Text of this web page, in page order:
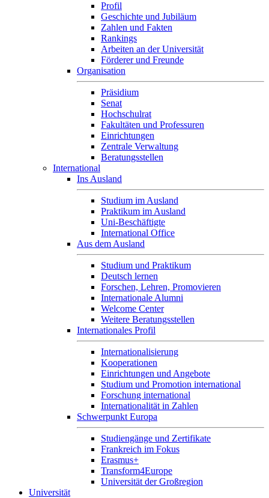
Profil
Geschichte und Jubiläum
Zahlen und Fakten
Rankings
Arbeiten an der Universität
Förderer und Freunde
Organisation
Präsidium
Senat
Hochschulrat
Fakultäten und Professuren
Einrichtungen
Zentrale Verwaltung
Beratungsstellen
International
Ins Ausland
Studium im Ausland
Praktikum im Ausland
Uni-Beschäftigte
International Office
Aus dem Ausland
Studium und Praktikum
Deutsch lernen
Forschen, Lehren, Promovieren
Internationale Alumni
Welcome Center
Weitere Beratungsstellen
Internationales Profil
Internationalisierung
Kooperationen
Einrichtungen und Angebote
Studium und Promotion international
Forschung international
Internationalität in Zahlen
Schwerpunkt Europa
Studiengänge und Zertifikate
Frankreich im Fokus
Erasmus+
Transform4Europe
Universität der Großregion
Universität